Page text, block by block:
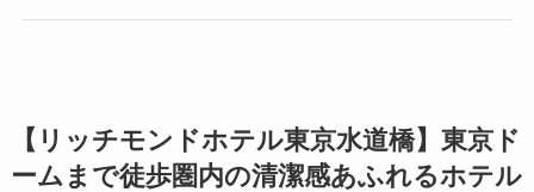
【リッチモンドホテル東京水道橋】東京ド
ームまで徒歩圏内の清潔感あふれるホテル